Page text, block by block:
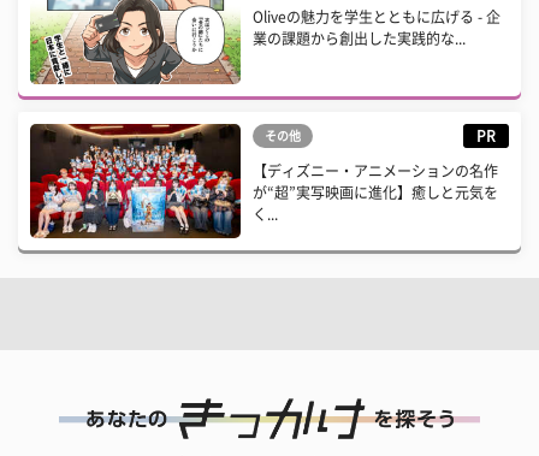
Oliveの魅力を学生とともに広げる - 企
業の課題から創出した実践的な...
その他 PR
【ディズニー・アニメーションの名作
が“超”実写映画に進化】癒しと元気を
く...